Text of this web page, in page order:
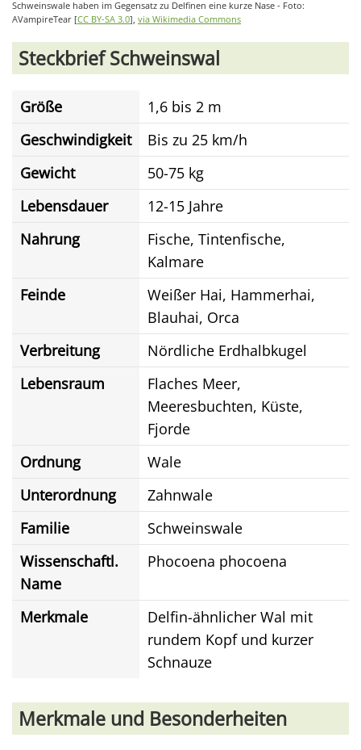
Schweinswale haben im Gegensatz zu Delfinen eine kurze Nase - Foto:
AVampireTear [CC BY-SA 3.0], via Wikimedia Commons
Steckbrief Schweinswal
Größe
1,6 bis 2 m
Geschwindigkeit
Bis zu 25 km/h
Gewicht
50-75 kg
Lebensdauer
12-15 Jahre
Nahrung
Fische, Tintenfische,
Kalmare
Feinde
Weißer Hai, Hammerhai,
Blauhai, Orca
Verbreitung
Nördliche Erdhalbkugel
Lebensraum
Flaches Meer,
Meeresbuchten, Küste,
Fjorde
Ordnung
Wale
Unterordnung
Zahnwale
Familie
Schweinswale
Wissenschaftl.
Name
Phocoena phocoena
Merkmale
Delfin-ähnlicher Wal mit
rundem Kopf und kurzer
Schnauze
Merkmale und Besonderheiten